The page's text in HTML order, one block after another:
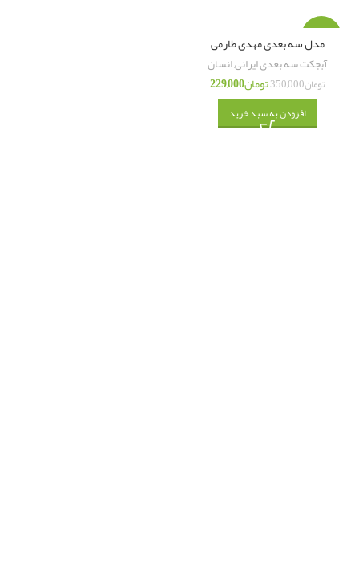
-35%
مدل سه بعدی مهدی طارمی
آبجکت سه بعدی ایرانی,انسان
تومان350,000تومان229,000
افزودن به سبد خرید